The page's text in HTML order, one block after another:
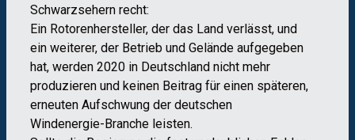
Schwarzsehern recht:
Ein Rotorenhersteller, der das Land verlässt, und
ein weiterer, der Betrieb und Gelände aufgegeben
hat, werden 2020 in Deutschland nicht mehr
produzieren und keinen Beitrag für einen späteren,
erneuten Aufschwung der deutschen
Windenergie-Branche leisten.